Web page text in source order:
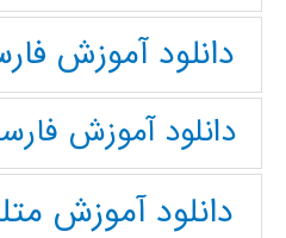
دانلود آموزش
دانلود آموزش
دانلود آموزش